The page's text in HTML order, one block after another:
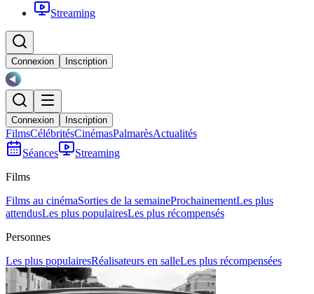
Streaming
Connexion Inscription
Connexion Inscription
FilmsCélébritésCinémasPalmarèsActualités
Séances
Streaming
Films
Films au cinémaSorties de la semaineProchainementLes plus
attendusLes plus populairesLes plus récompensés
Personnes
Les plus populairesRéalisateurs en salleLes plus récompensées